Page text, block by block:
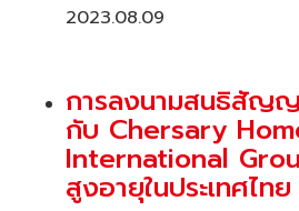
2023.08.09
การลงนามสนธิสัญ
กับ Chersary
International
สูงอายุในประเทศไทย